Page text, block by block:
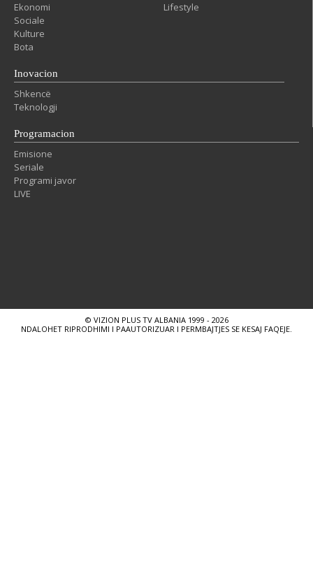
Ekonomi
Sociale
Kulture
Bota
Lifestyle
Inovacion
Shkencë
Teknologji
Programacion
Emisione
Seriale
Programi javor
LIVE
© VIZION PLUS TV ALBANIA 1999 - 2026
NDALOHET RIPRODHIMI I PAAUTORIZUAR I PERMBAJTJES SE KESAJ FAQEJE.